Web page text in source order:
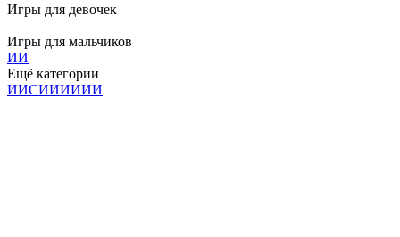
Игры для девочек
Игры для мальчиков
ИИ
Ещё категории
ИИСИИИИИИ